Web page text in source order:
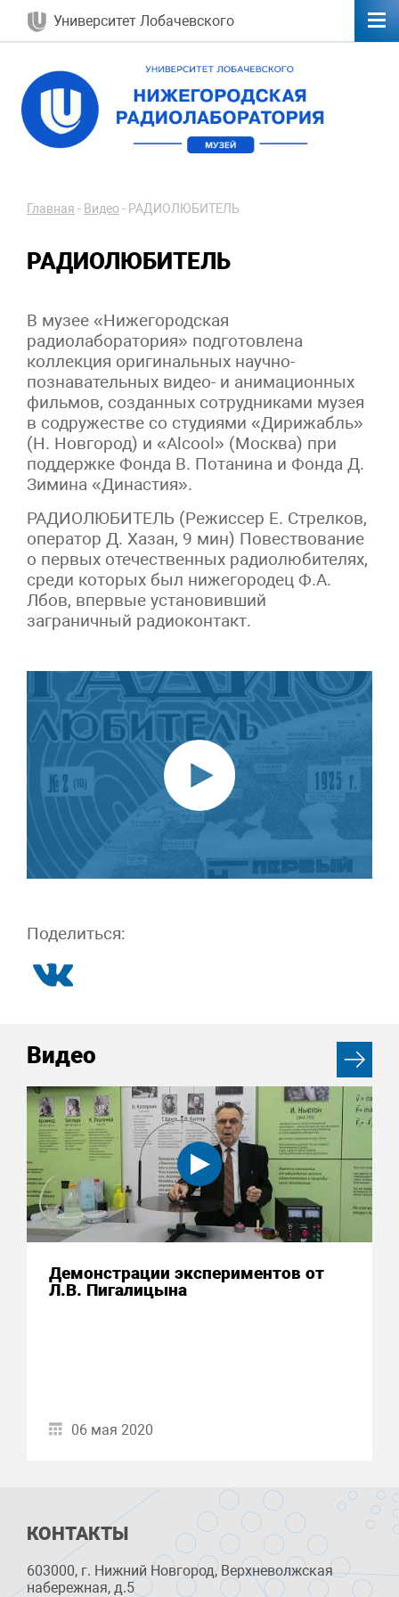
Университет Лобачевского
Главная - Видео - РАДИОЛЮБИТЕЛЬ
РАДИОЛЮБИТЕЛЬ
В музее «Нижегородская
радиолаборатория» подготовлена
коллекция оригинальных научно-
познавательных видео- и анимационных
фильмов, созданных сотрудниками музея
в содружестве со студиями «Дирижабль»
(Н. Новгород) и «Alcool» (Москва) при
поддержке Фонда В. Потанина и Фонда Д.
Зимина «Династия».
РАДИОЛЮБИТЕЛЬ (Режиссер Е. Стрелков,
оператор Д. Хазан, 9 мин) Повествование
о первых отечественных радиолюбителях,
среди которых был нижегородец Ф.А.
Лбов, впервые установивший
заграничный радиоконтакт.
Поделиться:
Видео
Демонстрации экспериментов от
Л.В. Пигалицына
06 мая 2020
КОНТАКТЫ
603000, г. Нижний Новгород, Верхневолжская
набережная, д.5